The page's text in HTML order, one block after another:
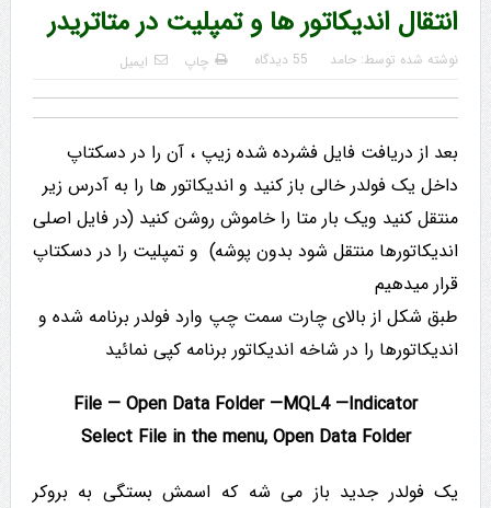
باینری آپشن
انتقال اندیکاتور ها و تمپلیت در متاتریدر
نوشته شده توسط: حامد 55 دیدگاه چاپ ایمیل
بعد از دریافت فایل فشرده شده زیپ ، آن را در دسکتاپ
داخل یک فولدر خالی باز کنید و اندیکاتور ها را به آدرس زیر
منتقل کنید ویک بار متا را خاموش روشن کنید (در فایل اصلی
اندیکاتورها منتقل شود بدون پوشه) و تمپلیت را در دسکتاپ
قرار میدهیم
طبق شکل از بالای چارت سمت چپ وارد فولدر برنامه شده و
اندیکاتورها را در شاخه اندیکاتور برنامه کپی نمائید
File — Open Data Folder —MQL4 —Indicator
Select File in the menu, Open Data Folder
یک فولدر جدید باز می شه که اسمش بستگی به بروکر